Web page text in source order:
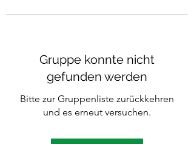
Gruppe konnte nicht
gefunden werden
Bitte zur Gruppenliste zurückkehren
und es erneut versuchen.